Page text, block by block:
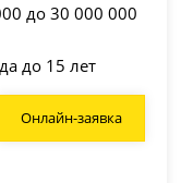
до 30 000 000
до 15 лет
Онлайн-заявка